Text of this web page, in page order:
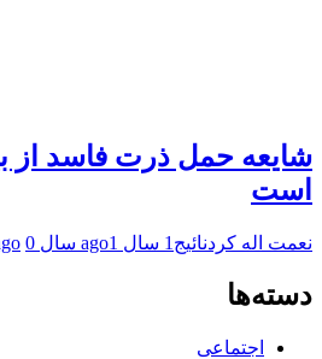
شایعه حمل ذرت فاسد از
است
نعمت اله کردنائیج 1 سال ago 1 سال ago 0
دسته‌ها
اجتماعی